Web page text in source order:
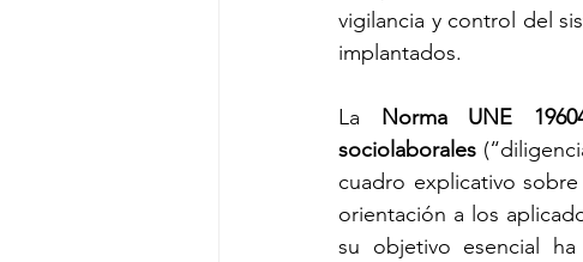
vigilancia y control del
implantados.
La Norma UNE
sociolaborales
cuadro explicativo
orientación a los
su objetivo esencial